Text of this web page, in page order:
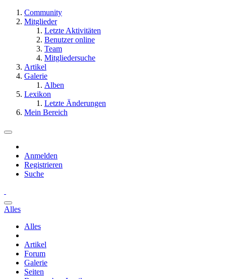
Community
Mitglieder
Letzte Aktivitäten
Benutzer online
Team
Mitgliedersuche
Artikel
Galerie
Alben
Lexikon
Letzte Änderungen
Mein Bereich
Anmelden
Registrieren
Suche
Alles
Alles
Artikel
Forum
Galerie
Seiten